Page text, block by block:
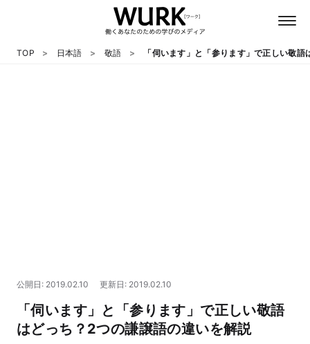
マネー
TOP 日本語 敬語 「伺います」と「参ります」で正しい敬
公開日: 2019.02.10 更新日: 2019.02.10
「伺います」と「参ります」で正しい敬語
はどっち？2つの謙譲語の違いを解説